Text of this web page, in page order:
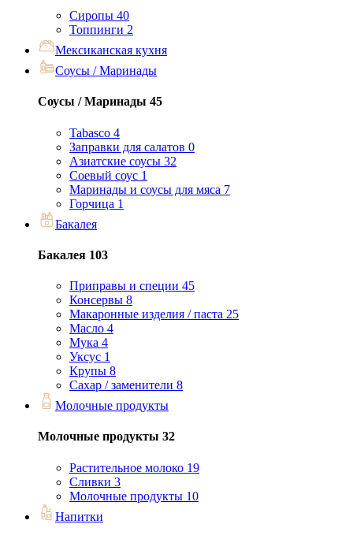
Сиропы 40
Топпинги 2
Мексиканская кухня
Соусы / Маринады
Соусы / Маринады 45
Tabasco 4
Заправки для салатов 0
Азиатские соусы 32
Соевый соус 1
Маринады и соусы для мяса 7
Горчица 1
Бакалея
Бакалея 103
Приправы и специи 45
Консервы 8
Макаронные изделия / паста 25
Масло 4
Мука 4
Уксус 1
Крупы 8
Сахар / заменители 8
Молочные продукты
Молочные продукты 32
Растительное молоко 19
Сливки 3
Молочные продукты 10
Напитки